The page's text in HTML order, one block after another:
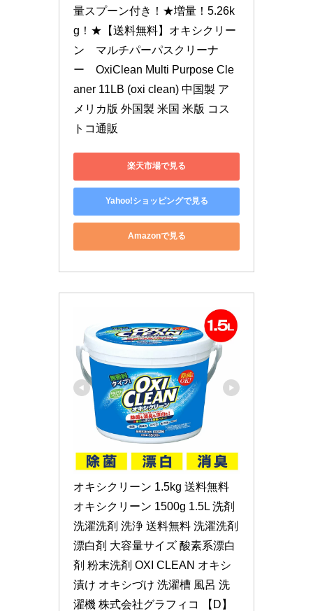
量スプーン付き！★増量！5.26k
g！★【送料無料】オキシクリー
ン　マルチパーパスクリーナ
ー　OxiClean Multi Purpose Cle
aner 11LB (oxi clean) 中国製 ア
メリカ版 外国製 米国 米版 コス
トコ通販
楽天市場で見る
Yahoo!ショッピングで見る
Amazonで見る
オキシクリーン 1.5kg 送料無料
オキシクリーン 1500g 1.5L 洗剤
洗濯洗剤 洗浄 送料無料 洗濯洗剤
漂白剤 大容量サイズ 酸素系漂白
剤 粉末洗剤 OXI CLEAN オキシ
漬け オキシづけ 洗濯槽 風呂 洗
濯機 株式会社グラフィコ 【D】